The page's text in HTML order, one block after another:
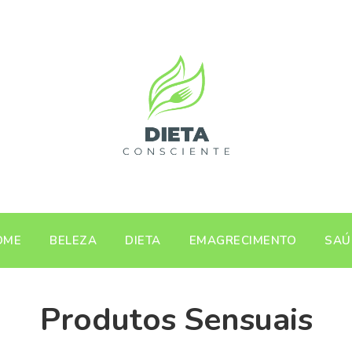
BELEZA DIETA EMAGRECIMENTO
Produtos Sensuais